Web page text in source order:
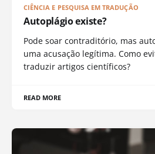
CIÊNCIA E PESQUISA EM TRADUÇÃO
Autoplágio existe?
Pode soar contraditório, mas
uma acusação legítima. Como
traduzir artigos científicos?
READ MORE